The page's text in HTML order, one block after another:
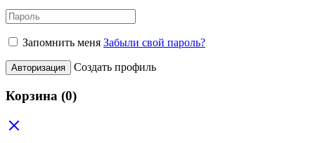
Запомнить меня Забыли свой пароль?
Авторизация Создать профиль
Корзина (0)